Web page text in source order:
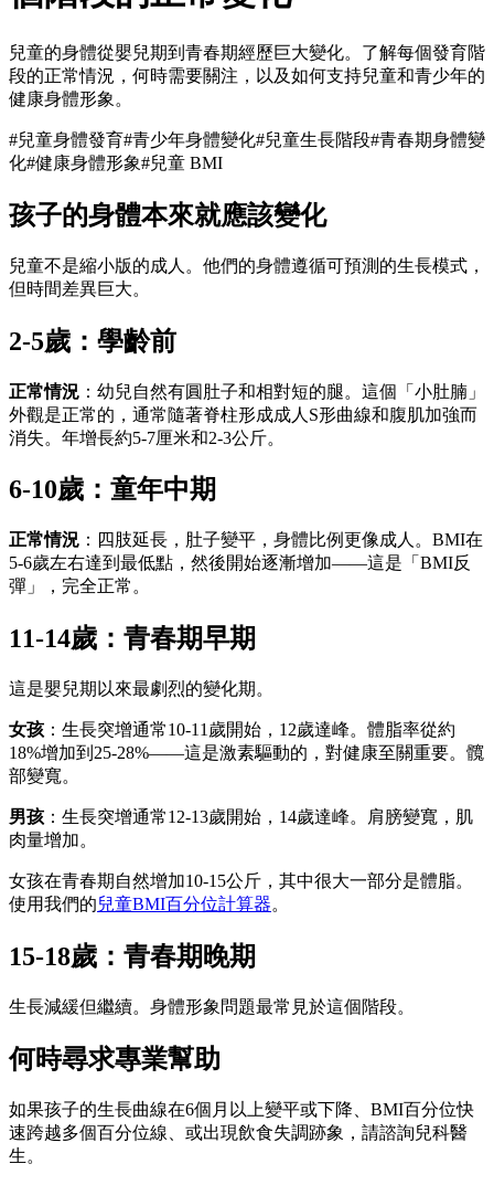
兒童的身體從嬰兒期到青春期經歷巨大變化。了解每個發育階
段的正常情況，何時需要關注，以及如何支持兒童和青少年的
健康身體形象。
#兒童身體發育#青少年身體變化#兒童生長階段#青春期身體變
化#健康身體形象#兒童 BMI
孩子的身體本來就應該變化
兒童不是縮小版的成人。他們的身體遵循可預測的生長模式，
但時間差異巨大。
2-5歲：學齡前
正常情況 ：幼兒自然有圓肚子和相對短的腿。這個「小肚腩」
外觀是正常的，通常隨著脊柱形成成人S形曲線和腹肌加強而
消失。年增長約5-7厘米和2-3公斤。
6-10歲：童年中期
正常情況 ：四肢延長，肚子變平，身體比例更像成人。BMI在
5-6歲左右達到最低點，然後開始逐漸增加——這是「BMI反
彈」，完全正常。
11-14歲：青春期早期
這是嬰兒期以來最劇烈的變化期。
女孩 ：生長突增通常10-11歲開始，12歲達峰。體脂率從約
18%增加到25-28%——這是激素驅動的，對健康至關重要。髖
部變寬。
男孩 ：生長突增通常12-13歲開始，14歲達峰。肩膀變寬，肌
肉量增加。
女孩在青春期自然增加10-15公斤，其中很大一部分是體脂。
使用我們的兒童BMI百分位計算器。
15-18歲：青春期晚期
生長減緩但繼續。身體形象問題最常見於這個階段。
何時尋求專業幫助
如果孩子的生長曲線在6個月以上變平或下降、BMI百分位快
速跨越多個百分位線、或出現飲食失調跡象，請諮詢兒科醫
生。